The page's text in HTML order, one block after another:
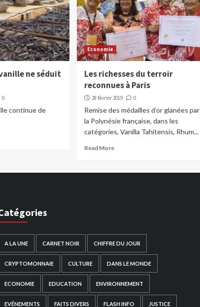
ne séduit
0
continue de
Economie
Les richesses du terroir
reconnues à Paris
28 février 2019 0
Remise des médailles d’or glanées par
la Polynésie française, dans les
catégories, Vanilla Tahitensis, Rhum...
Read More
A LA UNE CARNET NOIR CHIFFRE DU JOUR
CRYPTOMONNAIE CULTURE DANS LE MONDE
ECONOMIE EDUCATION ENVIRONNEMENT
EVÉNEMENTS FAITS DIVERS FLASH INFO JUSTICE